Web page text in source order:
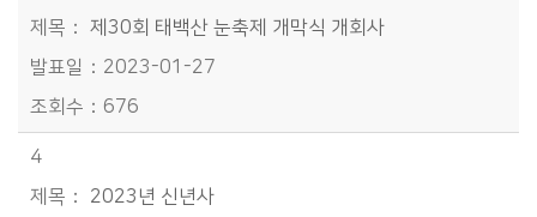
제30회 태백산 눈축제 개막식 개회사
2023-01-27
676
4
2023년 신년사